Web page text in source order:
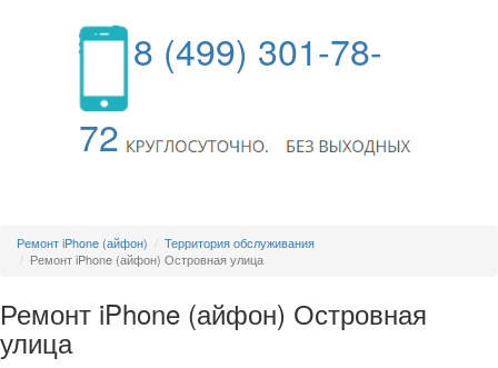
8 (499) 301-78-
72
Ремонт iPhone (айфон)
Территория обслуживания
Ремонт iPhone (айфон) Островная улица
Ремонт iPhone (айфон) Островная
улица